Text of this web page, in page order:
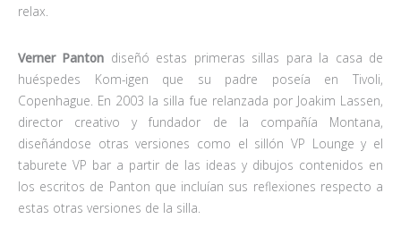
relax.
Verner Panton diseñó estas primeras sillas para la casa de
huéspedes Kom-igen que su padre poseía en Tivoli,
Copenhague. En 2003 la silla fue relanzada por Joakim Lassen,
director creativo y fundador de la compañía Montana,
diseñándose otras versiones como el sillón VP Lounge y el
taburete VP bar a partir de las ideas y dibujos contenidos en
los escritos de Panton que incluían sus reflexiones respecto a
estas otras versiones de la silla.